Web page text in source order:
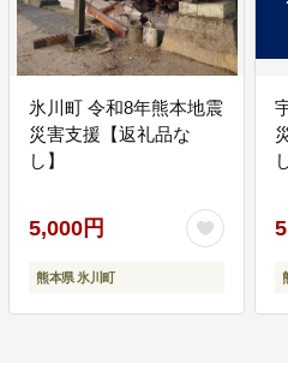
氷川町 令和8年熊本地震
災害支援【返礼品な
し】
5,000円
熊本県 氷川町